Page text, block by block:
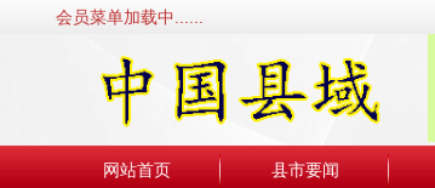
会员菜单加载中......
网站首页 县市要闻